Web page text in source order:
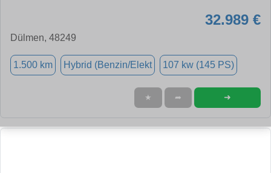
32.989 €
Dülmen, 48249
1.500 km Hybrid (Benzin/Elekt 107 kw (145 PS)
★ ➦ ➜